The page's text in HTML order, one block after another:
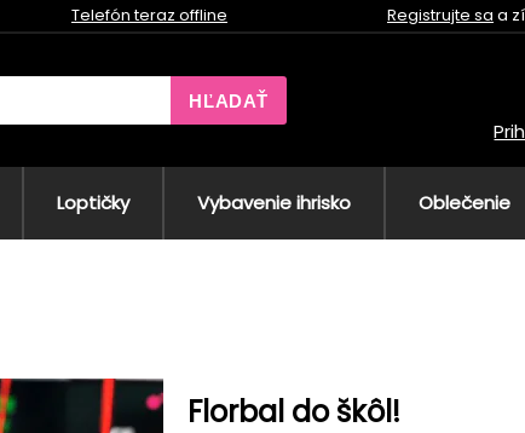
Telefón teraz offline Registrujte sa a
HĽADAŤ
Loptičky Vybavenie ihrisko Oblečenie
Florbal do škôl!